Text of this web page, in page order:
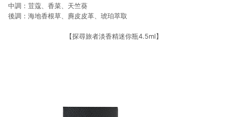
中調：荳蔻、香菜、天竺葵
後調：海地香根草、麂皮皮革、琥珀萃取
【探尋旅者淡香精迷你瓶4.5ml】